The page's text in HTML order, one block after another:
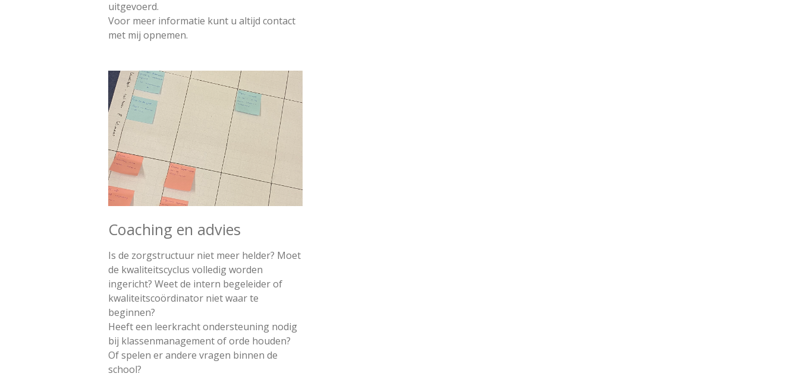
uitgevoerd.
Voor meer informatie kunt u altijd contact
met mij opnemen.
Coaching en advies
Is de zorgstructuur niet meer helder? Moet
de kwaliteitscyclus volledig worden
ingericht? Weet de intern begeleider of
kwaliteitscoördinator niet waar te
beginnen?
Heeft een leerkracht ondersteuning nodig
bij klassenmanagement of orde houden?
Of spelen er andere vragen binnen de
school?